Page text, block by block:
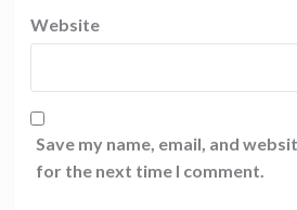
Website
Save my name, email, and
for the next time I comment.